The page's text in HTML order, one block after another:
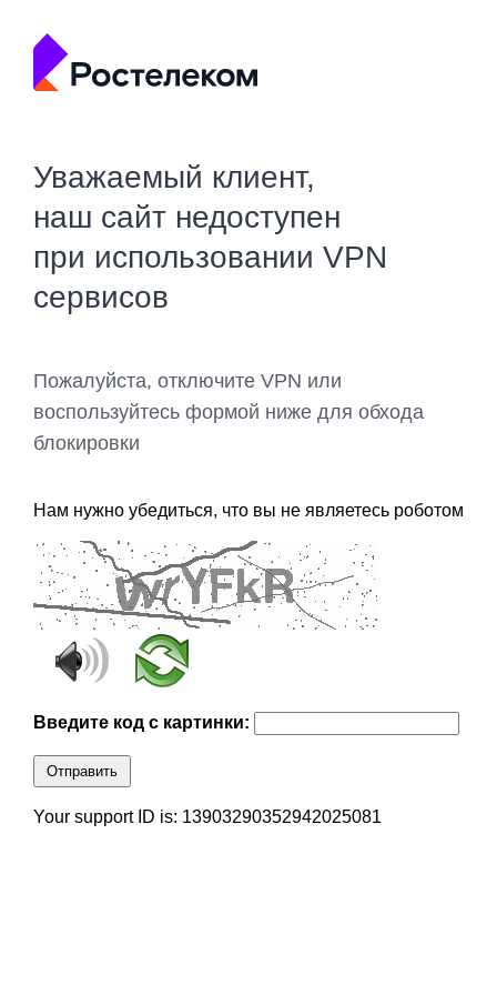
Уважаемый клиент,
наш сайт недоступен
при использовании VPN
сервисов
Пожалуйста, отключите VPN или
воспользуйтесь формой ниже для обхода
блокировки
Нам нужно убедиться, что вы не являетесь роботом
Введите код с картинки:
Отправить
Your support ID is: 13903290352942025081